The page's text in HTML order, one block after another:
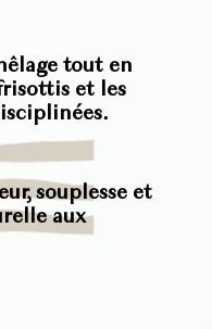
tout en
et les
souplesse et
aux